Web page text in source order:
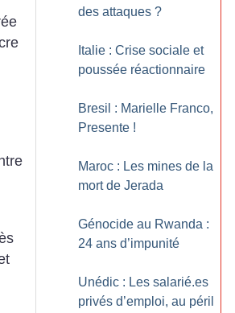
des attaques ?
Italie : Crise sociale et
poussée réactionnaire
Bresil : Marielle Franco,
Presente !
Maroc : Les mines de la
mort de Jerada
Génocide au Rwanda :
24 ans d’impunité
Unédic : Les salarié.es
privés d’emploi, au péril